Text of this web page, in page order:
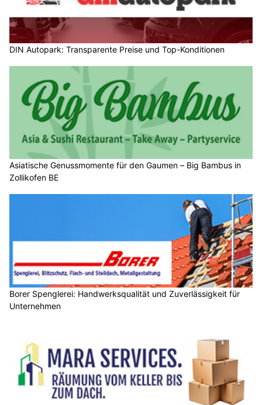
DIN Autopark: Transparente Preise und Top-Konditionen
Asiatische Genussmomente für den Gaumen – Big Bambus in
Zollikofen BE
Borer Spenglerei: Handwerksqualität und Zuverlässigkeit für
Unternehmen